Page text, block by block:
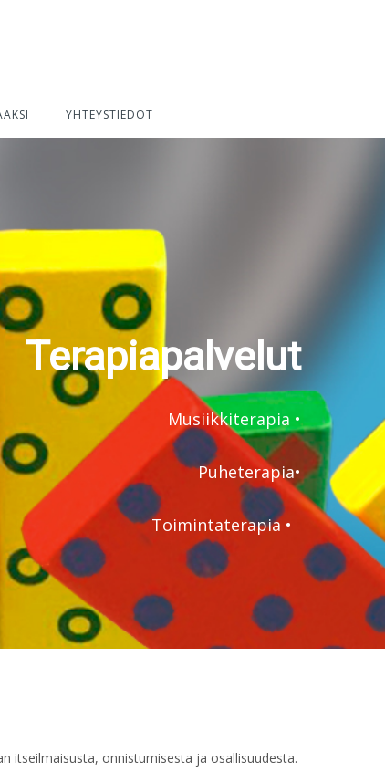
YHTEYSTIEDOT
Terapiapalvelut
Musiikkiterapia •
Puheterapia•
Toimintaterapia •
itseilmaisusta, onnistumisesta ja osallisuudesta.